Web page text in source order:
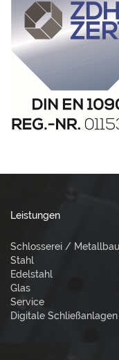
Leistungen
Schlosserei / Metallbau
Stahl
Edelstahl
Glas
Service
Digitale Schließanlagen